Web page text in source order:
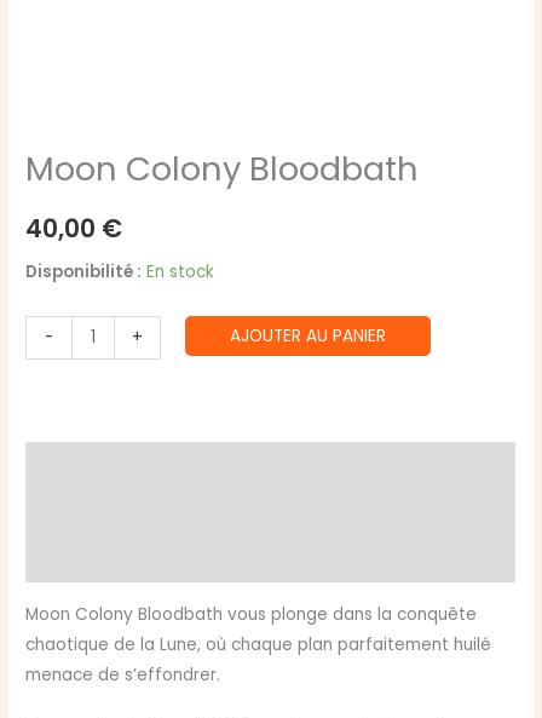
Moon Colony Bloodbath
40,00 €
Disponibilité : En stock
-
quantité
de
+ AJOUTER AU PANIER
Moon Colony Bloodbath vous plonge dans la conquête
chaotique de la Lune, où chaque plan parfaitement huilé
menace de s’effondrer.